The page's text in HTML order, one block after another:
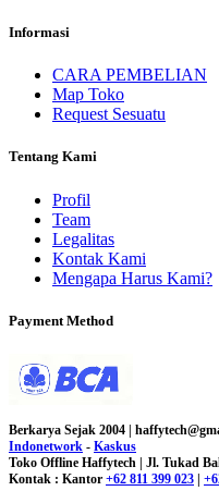
Informasi
CARA PEMBELIAN
Map Toko
Request Sesuatu
Tentang Kami
Profil
Team
Legalitas
Kontak Kami
Mengapa Harus Kami?
Payment Method
Berkarya Sejak 2004 |
Indonetwork - Kaskus
Toko Offline Haffytech | Jl. Tukad
Kontak : Kantor +62 811 399 023 |